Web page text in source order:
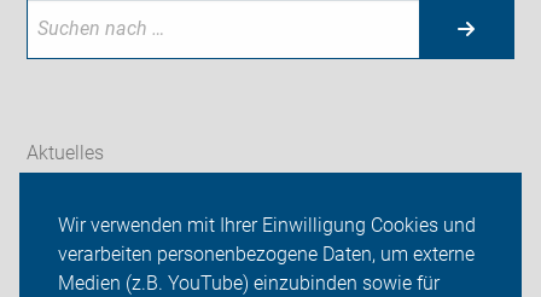
Wir verwenden mit Ihrer Einwilligung Cookies und
verarbeiten personenbezogene Daten, um externe
Medien (z.B. YouTube) einzubinden sowie für
Aktuelles
ADFC Bielefeld